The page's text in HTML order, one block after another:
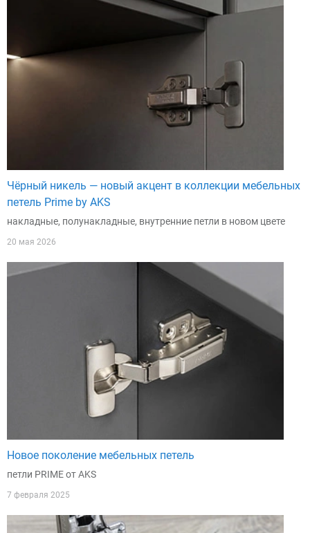
Чёрный никель — новый акцент в коллекции мебельных
петель Prime by AKS
накладные, полунакладные, внутренние петли в новом цвете
20 мая 2026
Новое поколение мебельных петель
петли PRIME от AKS
7 февраля 2025